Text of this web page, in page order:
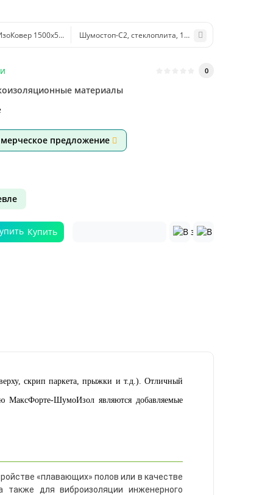
1500x5000x15 мм 7,5 м2Шумостоп-С2, стеклоплита, 1200х600х20мм, в упак.
0
материалы
предложение
Купить
скрип паркета, прыжки и т.д.). Отличный
МаксФорте-ШумоИзол являются добавляемые
«плавающих» полов или в качестве
также для виброизоляции инженерного